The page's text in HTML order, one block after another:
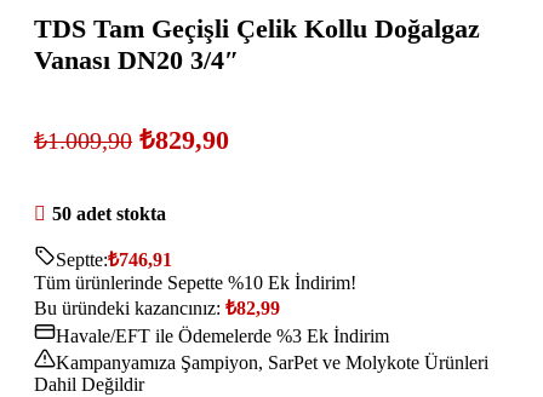
TDS Tam Geçişli Çelik Kollu Doğalgaz
Vanası DN20 3/4″
₺1.009,90 ₺829,90
50 adet stokta
Septte:₺746,91
Tüm ürünlerinde Sepette %10 Ek İndirim!
Bu üründeki kazancınız: ₺82,99
Havale/EFT ile Ödemelerde %3 Ek İndirim
Kampanyamıza Şampiyon, SarPet ve Molykote Ürünleri
Dahil Değildir